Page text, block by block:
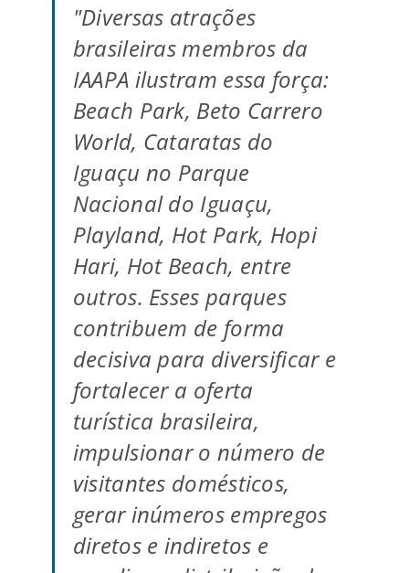
"Diversas atrações
brasileiras membros da
IAAPA ilustram essa força:
Beach Park, Beto Carrero
World, Cataratas do
Iguaçu no Parque
Nacional do Iguaçu,
Playland, Hot Park, Hopi
Hari, Hot Beach, entre
outros. Esses parques
contribuem de forma
decisiva para diversificar e
fortalecer a oferta
turística brasileira,
impulsionar o número de
visitantes domésticos,
gerar inúmeros empregos
diretos e indiretos e